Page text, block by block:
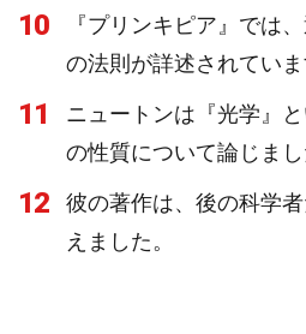
10
『プリンキピア』では
の法則が詳述されていま
11
ニュートンは『光学』
の性質について論じまし
12
彼の著作は、後の科学
えました。